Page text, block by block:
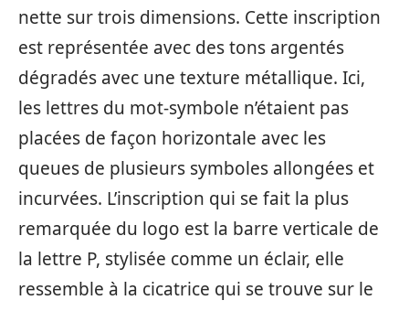
nette sur trois dimensions. Cette inscription
est représentée avec des tons argentés
dégradés avec une texture métallique. Ici,
les lettres du mot-symbole n’étaient pas
placées de façon horizontale avec les
queues de plusieurs symboles allongées et
incurvées. L’inscription qui se fait la plus
remarquée du logo est la barre verticale de
la lettre P, stylisée comme un éclair, elle
ressemble à la cicatrice qui se trouve sur le